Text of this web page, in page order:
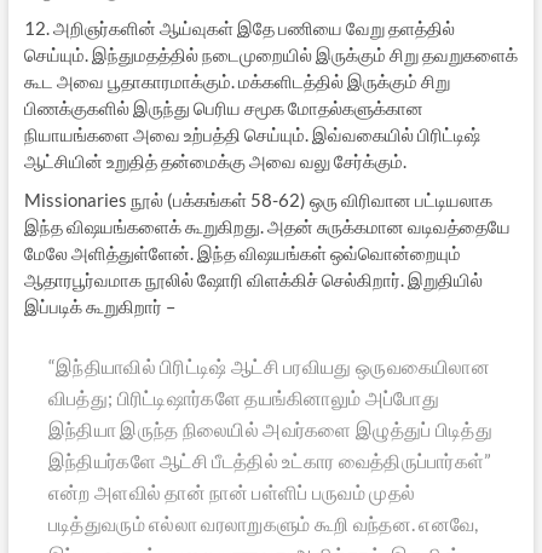
12. அறிஞர்களின் ஆய்வுகள் இதே பணியை வேறு தளத்தில்
செய்யும். இந்துமதத்தில் நடைமுறையில் இருக்கும் சிறு தவறுகளைக்
கூட அவை பூதாகாரமாக்கும். மக்களிடத்தில் இருக்கும் சிறு
பிணக்குகளில் இருந்து பெரிய சமூக மோதல்களுக்கான
நியாயங்களை அவை உற்பத்தி செய்யும். இவ்வகையில் பிரிட்டிஷ்
ஆட்சியின் உறுதித் தன்மைக்கு அவை வலு சேர்க்கும்.
Missionaries நூல் (பக்கங்கள் 58-62) ஒரு விரிவான பட்டியலாக
இந்த விஷயங்களைக் கூறுகிறது. அதன் சுருக்கமான வடிவத்தையே
மேலே அளித்துள்ளேன். இந்த விஷயங்கள் ஒவ்வொன்றையும்
ஆதாரபூர்வமாக நூலில் ஷோரி விளக்கிச் செல்கிறார். இறுதியில்
இப்படிக் கூறுகிறார் –
“இந்தியாவில் பிரிட்டிஷ் ஆட்சி பரவியது ஒருவகையிலான
விபத்து; பிரிட்டிஷார்களே தயங்கினாலும் அப்போது
இந்தியா இருந்த நிலையில் அவர்களை இழுத்துப் பிடித்து
இந்தியர்களே ஆட்சி பீடத்தில் உட்கார வைத்திருப்பார்கள்”
என்ற அளவில் தான் நான் பள்ளிப் பருவம் முதல்
படித்துவரும் எல்லா வரலாறுகளும் கூறி வந்தன. எனவே,